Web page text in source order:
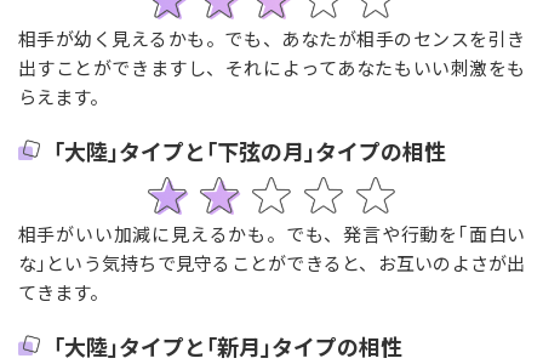
相手が幼く見えるかも。でも、あなたが相手のセンスを引き
出すことができますし、それによってあなたもいい刺激をも
らえます。
｢大陸｣タイプと｢下弦の月｣タイプの相性
相手がいい加減に見えるかも。でも、発言や行動を｢面白い
な｣という気持ちで見守ることができると、お互いのよさが出
てきます。
｢大陸｣タイプと｢新月｣タイプの相性